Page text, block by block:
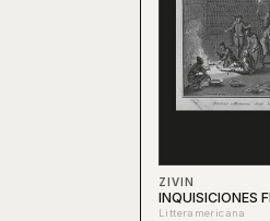
ZIVIN
INQUISICIONES
Litteramericana